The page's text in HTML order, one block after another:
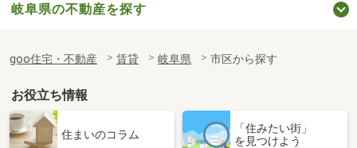
岐阜県の不動産を探す
goo住宅・不動産 賃貸 岐阜県 市区から探す
お役立ち情報
住まいのコラム
「住みたい街」
を見つけよう